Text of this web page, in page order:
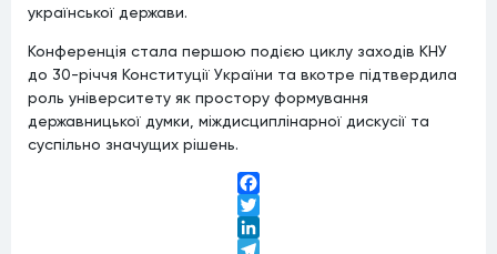
української держави.
Конференція стала першою подією циклу заходів КНУ
до 30-річчя Конституції України та вкотре підтвердила
роль університету як простору формування
державницької думки, міждисциплінарної дискусії та
суспільно значущих рішень.
Facebook
Twitter
LinkedIn